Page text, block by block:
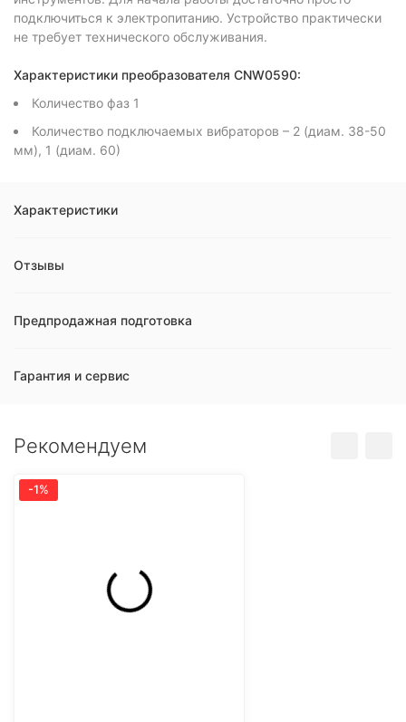
подключиться к электропитанию. Устройство практически
не требует технического обслуживания.
Характеристики преобразователя CNW0590:
Количество фаз 1
Количество подключаемых вибраторов – 2 (диам. 38-50
мм), 1 (диам. 60)
Характеристики
Отзывы
Предпродажная подготовка
Гарантия и сервис
Рекомендуем
-1%